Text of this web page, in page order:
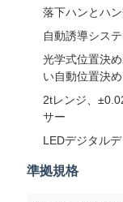
落下ハンとハ
自動誘導シス
光学式位置決
い自動位置決
2tレンジ、
サー
LEDデジタル
準拠規格